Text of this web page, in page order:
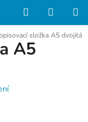
Hledat
KOŠÍK
složka A5 dvojitá
A5